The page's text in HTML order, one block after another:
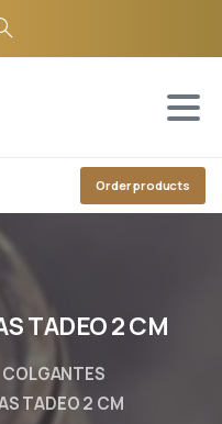
Order products
TADEO2CM
COLGANTES
TADEO 2 CM